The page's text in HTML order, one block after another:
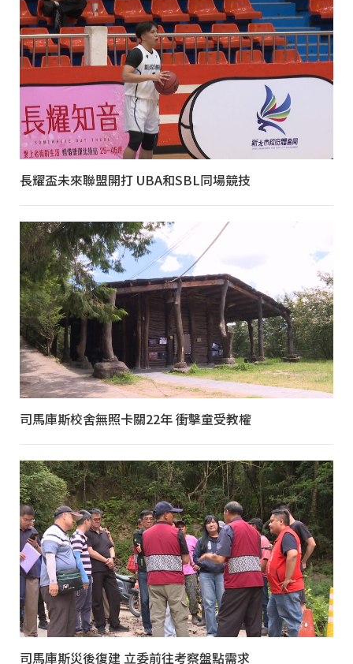
長耀盃未來聯盟開打 UBA和SBL同場競技
司馬庫斯校舍無照卡關22年 衝擊童受教權
司馬庫斯災後復建 立委前往考察盤點需求